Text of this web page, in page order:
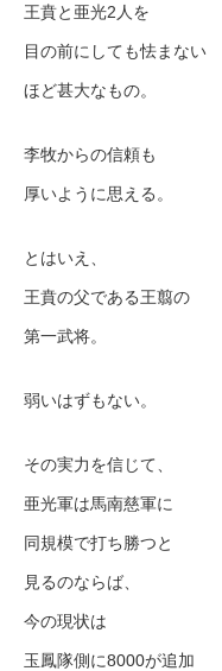
王賁と亜光2人を
目の前にしても怯まない
ほど甚大なもの。
李牧からの信頼も
厚いように思える。
とはいえ、
王賁の父である王翦の
第一武将。
弱いはずもない。
その実力を信じて、
亜光軍は馬南慈軍に
同規模で打ち勝つと
見るのならば、
今の現状は
玉鳳隊側に8000が追加